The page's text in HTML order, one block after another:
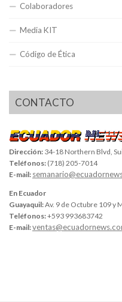
Colaboradores
Media KIT
Código de Ética
CONTACTO
Dirección: 34-18 Northern Blvd,
Teléfonos: (718) 205-7014
E-mail:
En Ecuador
Guayaquil:Av. 9 de Octubre 109 y
Teléfonos:+593 993683742
E-mail: